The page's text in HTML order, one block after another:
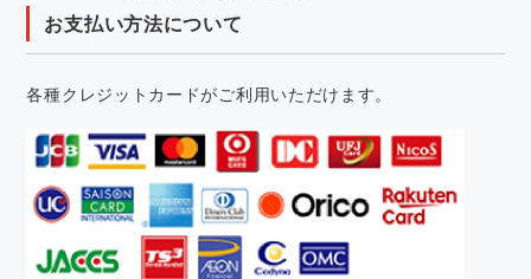
お支払い方法について
各種クレジットカードがご利用いただけます。